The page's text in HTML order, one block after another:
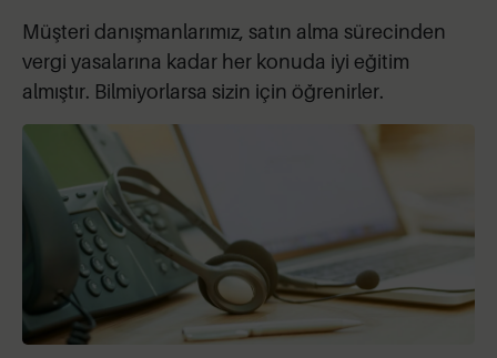
Müşteri danışmanlarımız, satın alma sürecinden
vergi yasalarına kadar her konuda iyi eğitim
almıştır. Bilmiyorlarsa sizin için öğrenirler.